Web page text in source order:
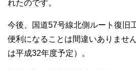
れたのです。
今後、国道57号線北側ルート復旧
便利になることは間違いありませ
は平成32年度予定）。